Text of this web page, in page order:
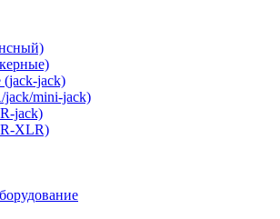
(jack-jack)
mini-jack)
jack)
XLR)